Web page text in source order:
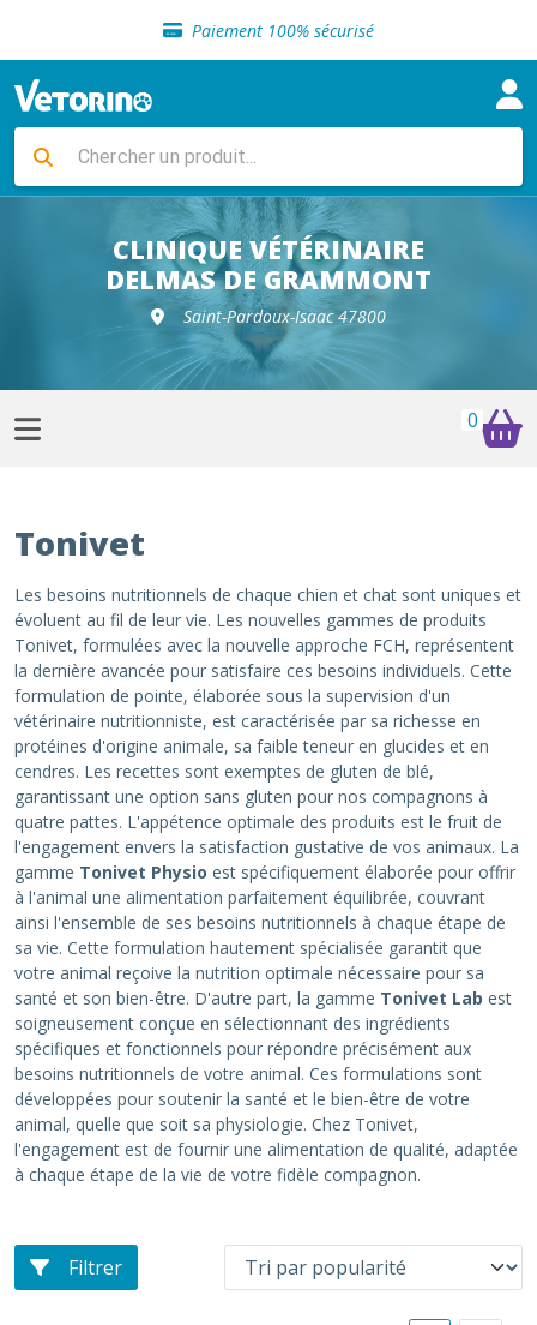
Paiement 100% sécurisé
Livraison gratuite en clinique vétérinaire
Sélection de croquettes vétérinaire
Livraison gratuite en clinique vétérinaire
Retour gratuit en clinique
Sélection de croquettes vétérinaire
CLINIQUE VÉTÉRINAIRE
DELMAS DE GRAMMONT
Saint-Pardoux-Isaac 47800
0
Tonivet
Les besoins nutritionnels de chaque chien et chat sont uniques et
évoluent au fil de leur vie. Les nouvelles gammes de produits
Tonivet, formulées avec la nouvelle approche FCH, représentent
la dernière avancée pour satisfaire ces besoins individuels. Cette
formulation de pointe, élaborée sous la supervision d'un
vétérinaire nutritionniste, est caractérisée par sa richesse en
protéines d'origine animale, sa faible teneur en glucides et en
cendres. Les recettes sont exemptes de gluten de blé,
garantissant une option sans gluten pour nos compagnons à
quatre pattes. L'appétence optimale des produits est le fruit de
l'engagement envers la satisfaction gustative de vos animaux. La
gamme Tonivet Physio est spécifiquement élaborée pour offrir
à l'animal une alimentation parfaitement équilibrée, couvrant
ainsi l'ensemble de ses besoins nutritionnels à chaque étape de
sa vie. Cette formulation hautement spécialisée garantit que
votre animal reçoive la nutrition optimale nécessaire pour sa
santé et son bien-être. D'autre part, la gamme Tonivet Lab est
soigneusement conçue en sélectionnant des ingrédients
spécifiques et fonctionnels pour répondre précisément aux
besoins nutritionnels de votre animal. Ces formulations sont
développées pour soutenir la santé et le bien-être de votre
animal, quelle que soit sa physiologie. Chez Tonivet,
l'engagement est de fournir une alimentation de qualité, adaptée
à chaque étape de la vie de votre fidèle compagnon.
Filtrer